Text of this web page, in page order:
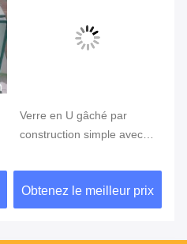
Verre en U gâché par
construction simple avec
de la lumière
Obtenez le meilleur prix